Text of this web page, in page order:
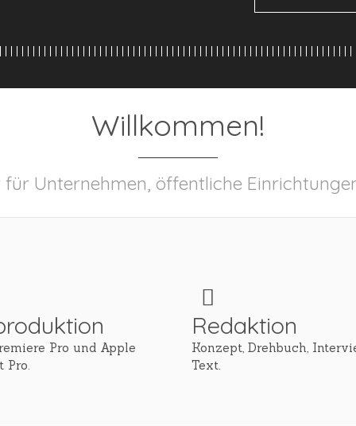
Willkommen!
für Unternehmen, öffentliche
Pro und Apple
Pro.
Redaktion
Konzept, Drehbuch,
Text.